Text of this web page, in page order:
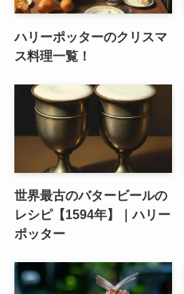
ハリーポッターのクリスマ
ス料理一覧！
世界最古のバタービールの
レシピ【1594年】｜ハリー
ポッター